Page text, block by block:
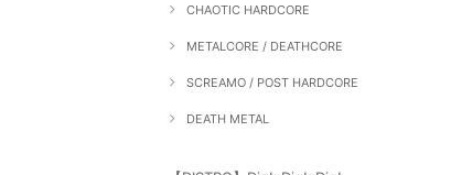
CHAOTIC HARDCORE
METALCORE / DEATHCORE
SCREAMO / POST HARDCORE
DEATH METAL